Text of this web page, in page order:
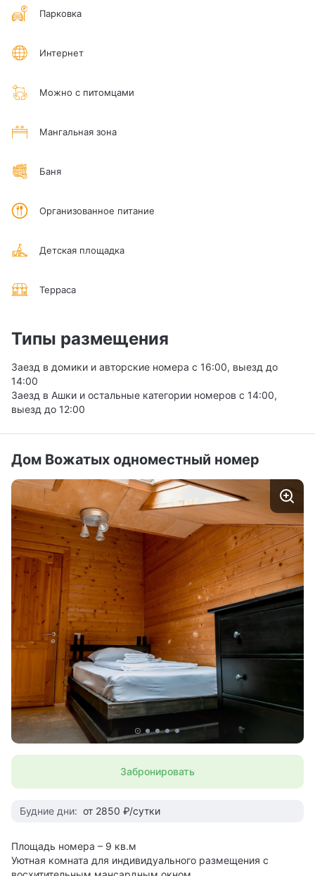
Парковка
Интернет
Можно с питомцами
Мангальная зона
Баня
Организованное питание
Детская площадка
Терраса
Типы размещения
Заезд в домики и авторские номера с 16:00, выезд до
14:00
Заезд в Ашки и остальные категории номеров с 14:00,
выезд до 12:00
Дом Вожатых одноместный номер
Забронировать
Будние дни: от 2850 ₽/сутки
Площадь номера – 9 кв.м
Уютная комната для индивидуального размещения с